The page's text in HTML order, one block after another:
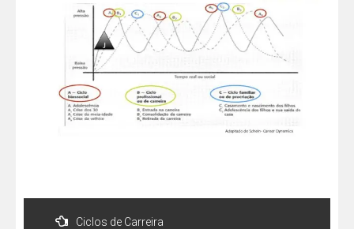
Ciclos de Carreira